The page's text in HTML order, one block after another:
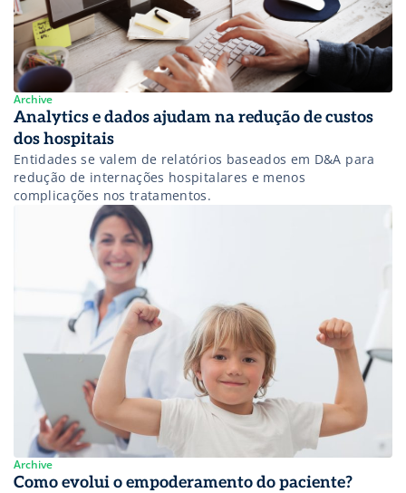
Archive
Analytics e dados ajudam na redução de custos
dos hospitais
Entidades se valem de relatórios baseados em D&A para
redução de internações hospitalares e menos
complicações nos tratamentos.
Archive
Como evolui o empoderamento do paciente?